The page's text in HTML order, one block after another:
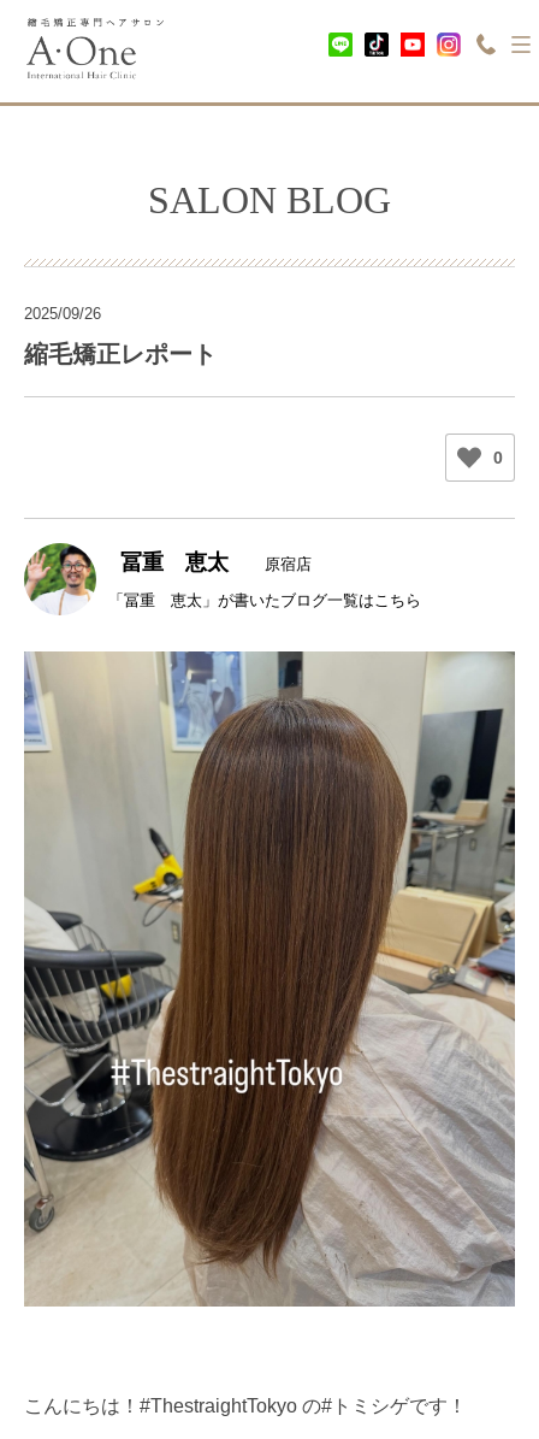
SALON BLOG
2025/09/26
縮毛矯正レポート
0
冨重 恵太
原宿店
「冨重 恵太」が書いたブログ一覧はこちら
こんにちは！#ThestraightTokyo の#トミシゲです！